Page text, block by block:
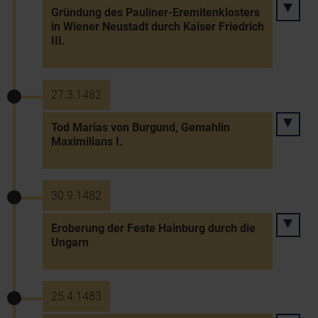
Gründung des Pauliner-Eremitenklosters
in Wiener Neustadt durch Kaiser Friedrich
III.
27.3.1482
Tod Marias von Burgund, Gemahlin
Maximilians I.
30.9.1482
Eroberung der Feste Hainburg durch die
Ungarn
25.4.1483